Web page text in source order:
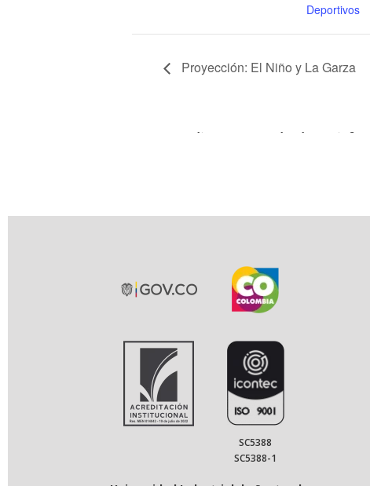
Deportivos
Proyección: El Niño y La Garza
Indique su grado de